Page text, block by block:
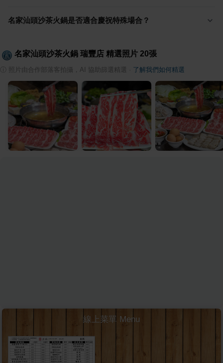
名家汕頭沙茶火鍋是否適合慶祝特殊場合？
名家汕頭沙茶火鍋 瑞豐店 精選照片 20張
照片由合作部落客拍攝，AI 協助篩選精選 了解我們如何精選
線上菜單 Menu